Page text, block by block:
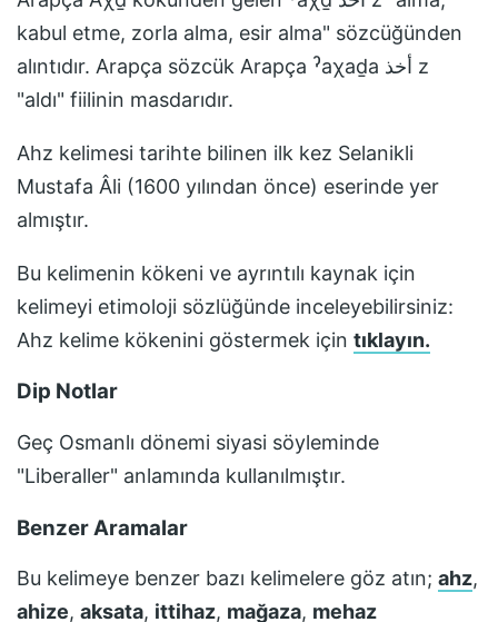
kabul etme, zorla alma, esir alma" sözcüğünden
alıntıdır. Arapça sözcük Arapça ˀaχaḏa أخذ z
"aldı" fiilinin masdarıdır.
Ahz kelimesi tarihte bilinen ilk kez Selanikli
Mustafa Âli (1600 yılından önce) eserinde yer
almıştır.
Bu kelimenin kökeni ve ayrıntılı kaynak için
kelimeyi etimoloji sözlüğünde inceleyebilirsiniz:
Ahz kelime kökenini göstermek için tıklayın.
Dip Notlar
Geç Osmanlı dönemi siyasi söyleminde
"Liberaller" anlamında kullanılmıştır.
Benzer Aramalar
Bu kelimeye benzer bazı kelimelere göz atın; ahz,
ahize, aksata, ittihaz, mağaza, mehaz